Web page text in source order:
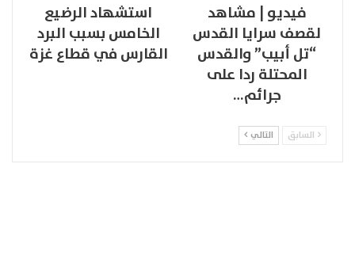
فيديو | مشاهد
لقصف سرايا القدس
“تل أبيب” والقدس
المحتلة ردا على
جرائم…
استشهاد الرضيع
الخامس بسبب البرد
القارس في قطاع غزة
السابق التالي